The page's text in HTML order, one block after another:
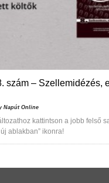
szám – Szellemidézés,
Napút Online
kattintson a jobb felső
ablakban” ikonra!